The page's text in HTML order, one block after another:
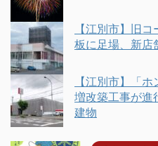
【江別市】旧
板に足場、新店
【江別市】「
増改築工事が
建物